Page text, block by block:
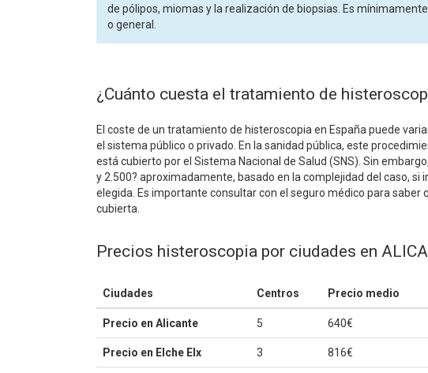
de pólipos, miomas y la realización de biopsias. Es
o general.
¿Cuánto cuesta el tratamiento de
El coste de un tratamiento de histeroscopia en España puede
el sistema público o privado. En la sanidad pública, este
está cubierto por el Sistema Nacional de Salud (SNS). Sin
y 2.500? aproximadamente, basado en la complejidad del caso, si
elegida. Es importante consultar con el seguro médico para saber
cubierta.
Precios histeroscopia por ciudades en
Ciudades Centros Precio medio
Precio en Alicante 5 640€
Precio en Elche Elx 3 816€